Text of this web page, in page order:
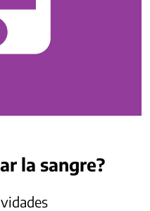
la sangre?